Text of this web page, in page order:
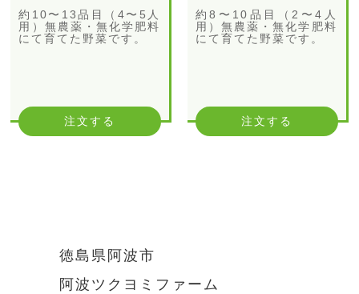
約10〜13品目（4〜5人
用）無農薬・無化学肥料
にて育てた野菜です。
注文する
約8〜10品目（2〜4人
用）無農薬・無化学肥料
にて育てた野菜です。
注文する
徳島県阿波市
阿波ツクヨミファーム